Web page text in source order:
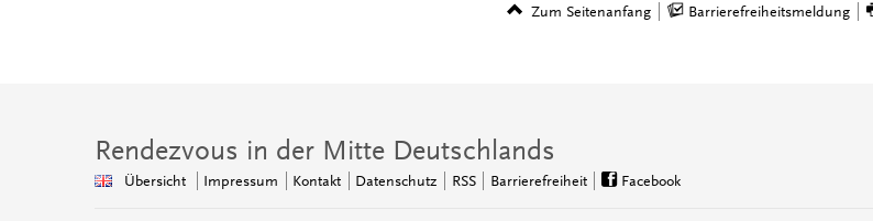
Zum Seitenanfang Barrierefreiheitsmeldung
Rendezvous in der Mitte Deutschlands
Übersicht Impressum Kontakt Datenschutz RSS Barrierefreiheit Facebook